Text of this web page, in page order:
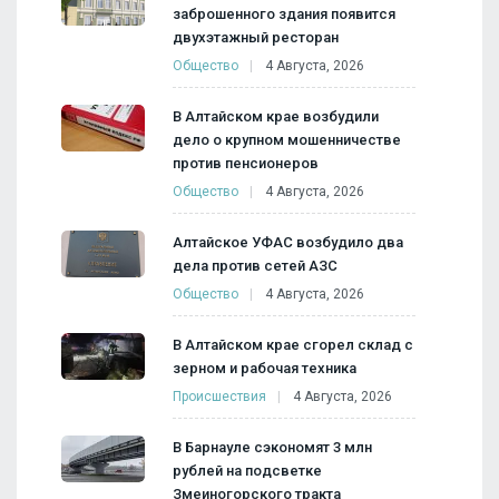
заброшенного здания появится
двухэтажный ресторан
Общество 4 Августа, 2026
В Алтайском крае возбудили
дело о крупном мошенничестве
против пенсионеров
Общество 4 Августа, 2026
Алтайское УФАС возбудило два
дела против сетей АЗС
Общество 4 Августа, 2026
В Алтайском крае сгорел склад с
зерном и рабочая техника
Происшествия 4 Августа, 2026
В Барнауле сэкономят 3 млн
рублей на подсветке
Змеиногорского тракта